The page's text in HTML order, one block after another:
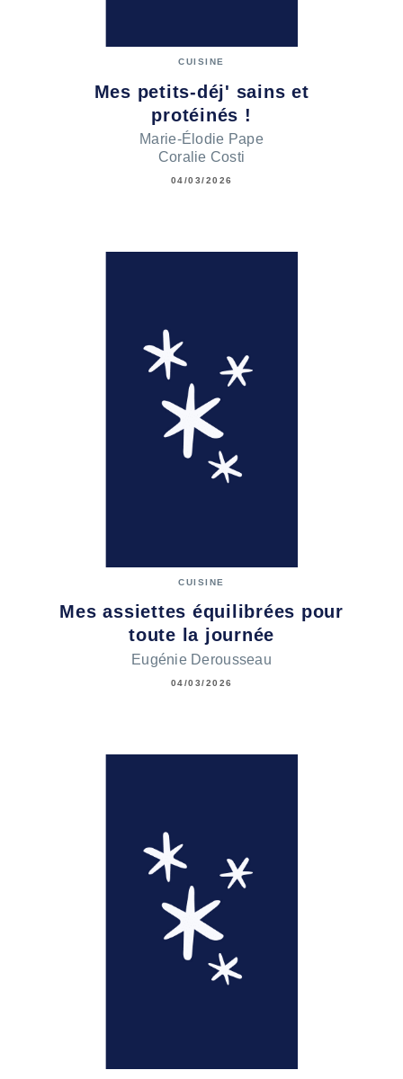
CUISINE
Mes petits-déj' sains et
protéinés !
Marie-Élodie Pape
Coralie Costi
04/03/2026
CUISINE
Mes assiettes équilibrées pour
toute la journée
Eugénie Derousseau
04/03/2026